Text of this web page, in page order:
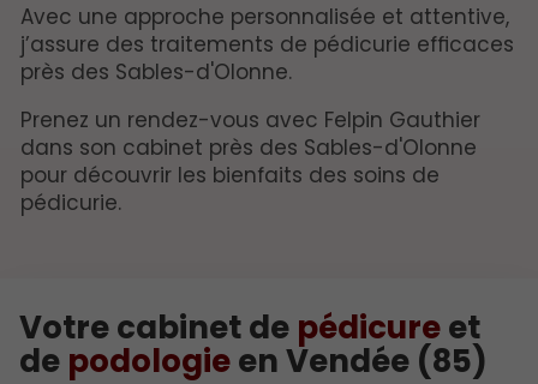
Avec une approche personnalisée et attentive,
j’assure des traitements de pédicurie efficaces
près des Sables-d'Olonne.
Prenez un rendez-vous avec Felpin Gauthier
dans son cabinet près des Sables-d'Olonne
pour découvrir les bienfaits des soins de
pédicurie.
Votre cabinet de pédicureet
de podologieen Vendée (85)